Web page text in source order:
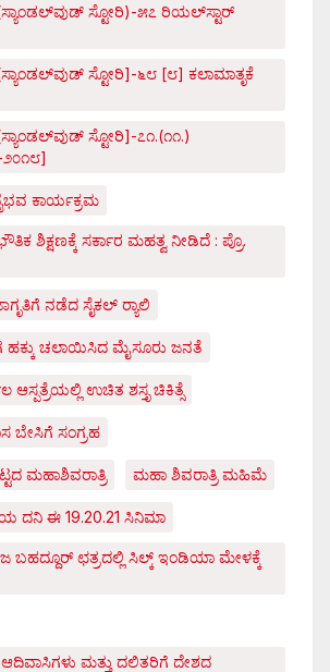
ಸ್ಟೋರಿ)-೫೭ ರಿಯಲ್‌ಸ್ಟಾರ್
ಸ್ಟೋರಿ]-೬೮ [೮] ಕಲಾಮಾತೃಕೆ
ಸ್ಟೋರಿ]-೭೧.(೧೧.)
೨೦೧೮]
ಕಾರ್ಯಕ್ರಮ
ಶಿಕ್ಷಣಕ್ಕೆ ಸರ್ಕಾರ ಮಹತ್ವ ನೀಡಿದೆ : ಪ್ರೊ.
ನಡೆದ ಸೈಕಲ್ ರ್‍ಯಾಲಿ
ಹಕ್ಕು ಚಲಾಯಿಸಿದ ಮೈಸೂರು ಜನತೆ
ಉಚಿತ ಶಸ್ತೃ ಚಿಕಿತ್ಸೆ
ಬೇಸಿಗೆ ಸಂಗ್ರಹ
ಮಹಾಶಿವರಾತ್ರಿ ಮಹಾ ಶಿವರಾತ್ರಿ ಮಹಿಮೆ
ದನಿ ಈ 19.20.21 ಸಿನಿಮಾ
ಬಹದ್ದೂರ್ ಛತ್ರದಲ್ಲಿ ಸಿಲ್ಕ್ ಇಂಡಿಯಾ ಮೇಳಕ್ಕೆ
ಮತ್ತು ದಲಿತರಿಗೆ ದೇಶದ